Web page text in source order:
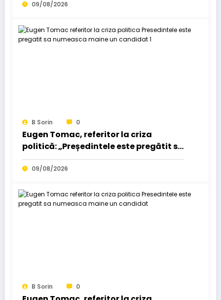
09/08/2026
B Sorin 0
Eugen Tomac, referitor la criza
politică: „Președintele este pregătit să
numească mâine un candidat”…
09/08/2026
B Sorin 0